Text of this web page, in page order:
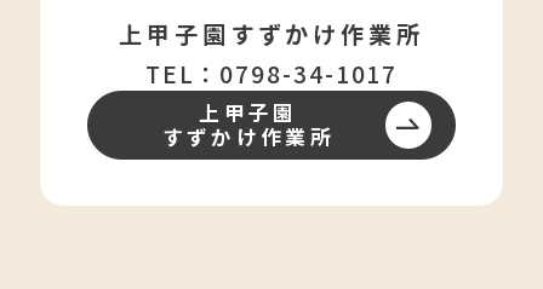
上甲子園すずかけ作業所
TEL： 0798-34-1017
上甲子園
すずかけ作業所